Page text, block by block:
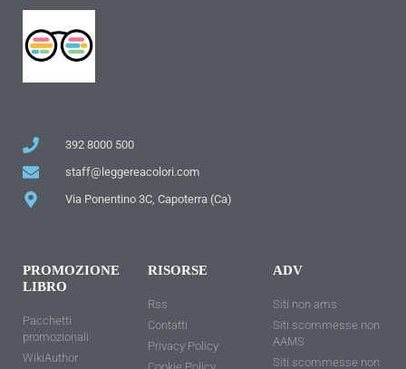
392 8000 500
staff@leggereacolori.com
Via Ponentino 3C, Capoterra (Ca)
PROMOZIONE
LIBRO
Pacchetti
promozionali
WikiAuthor
RISORSE
Rss
Contatti
Privacy Policy
ADV
Siti non ams
Siti scommesse non
AAMS
Siti scommesse non